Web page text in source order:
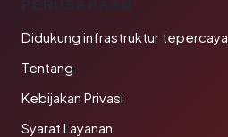
PERUSAHAAN
Didukung infrastruktur tepercaya
Tentang
Kebijakan Privasi
Syarat Layanan